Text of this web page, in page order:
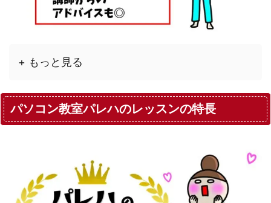
+ もっと見る
パソコン教室パレハのレッスンの特長